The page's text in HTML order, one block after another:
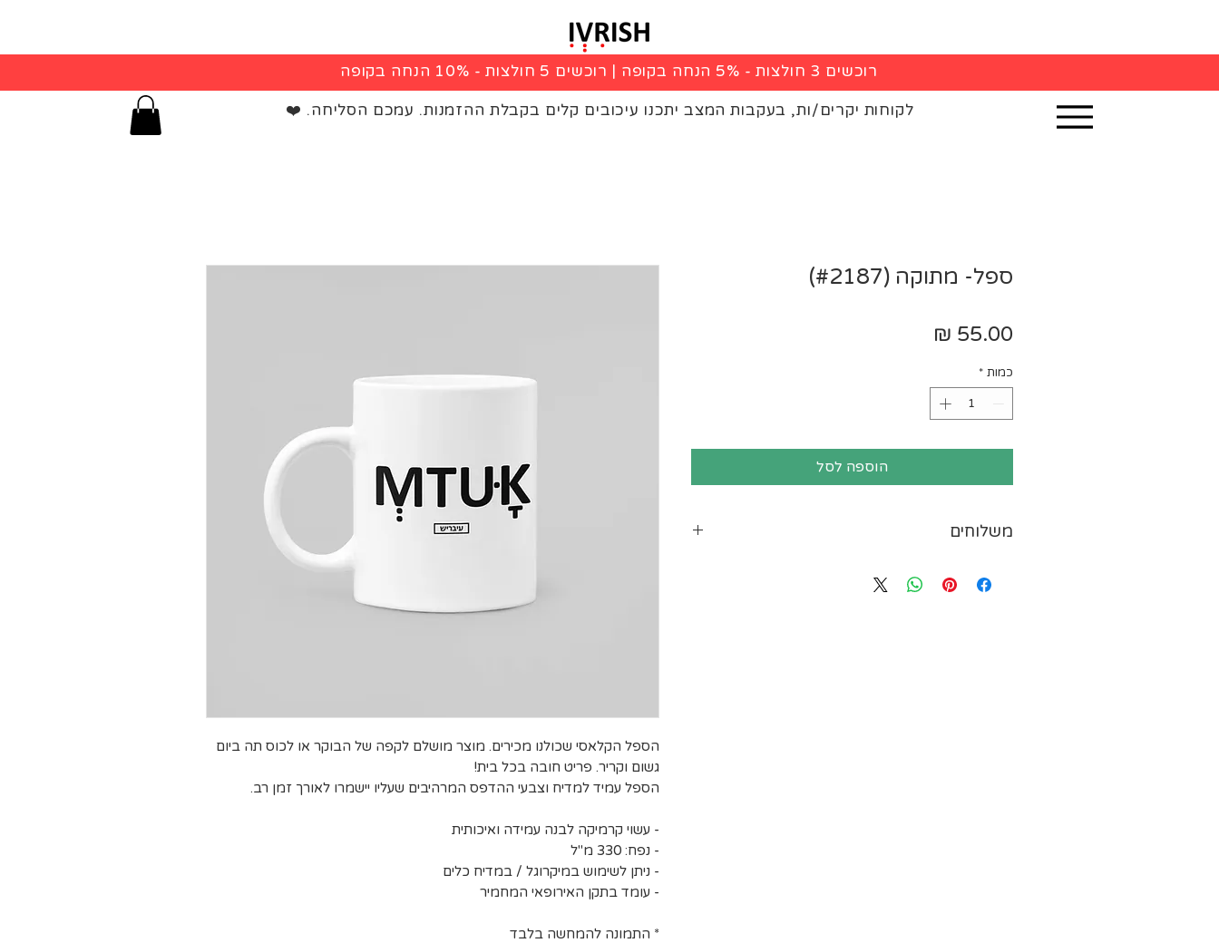
רוכשים 3 חולצות - 5% הנחה בקופה | רוכשים 5 חולצות - 10% הנחה בקופה
לקוחות יקרים/ות, בעקבות המצב יתכנו עיכובים קלים בקבלת ההזמנות. עמכם הסליחה. ❤️
הספל הקלאסי שכולנו מכירים. מוצר מושלם לקפה של הבוקר או לכוס תה ביום
גשום וקריר. פריט חובה בכל בית!
הספל עמיד למדיח וצבעי ההדפס המרהיבים שעליו יישמרו לאורך זמן רב.
- עשוי קרמיקה לבנה עמידה ואיכותית
- נפח: 330 מ"ל
- ניתן לשימוש במיקרוגל / במדיח כלים
- עומד בתקן האירופאי המחמיר
* התמונה להמחשה בלבד
ספל- מתוקה (#2187)
כמות *
הוספה לסל
משלוחים
המשלוחים או תנאי מזג האויר. ישנם אזורי